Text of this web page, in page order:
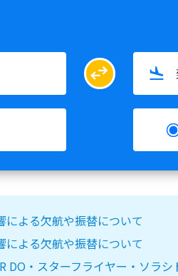
swap_horiz
による欠航や振替について
による欠航や振替について
DO・スターフライヤー・ソラ